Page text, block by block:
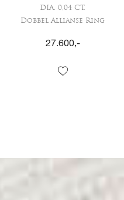
DIA. 0,04 CT.
Dobbel Allianse Ring
27.600,-